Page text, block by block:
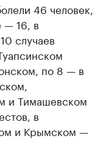
46 человек,
— 16, в
случаев
по 8 — в
и Тимашевском
в
и Крымском —